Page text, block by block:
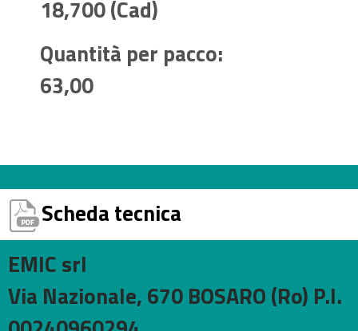
18,700 (Cad)
Quantità per pacco:
63,00
Scheda tecnica
EMIC srl
Via Nazionale, 670 BOSARO (Ro) P.I.